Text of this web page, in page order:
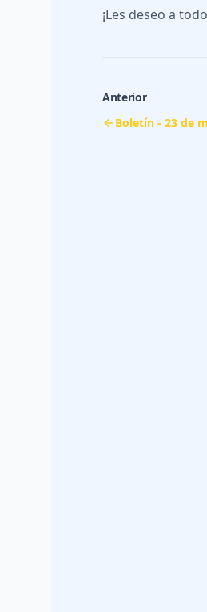
¡Les deseo a
Anterior
Boletín - 23 de